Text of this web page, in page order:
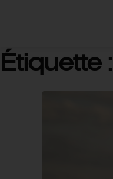
Étiquette :